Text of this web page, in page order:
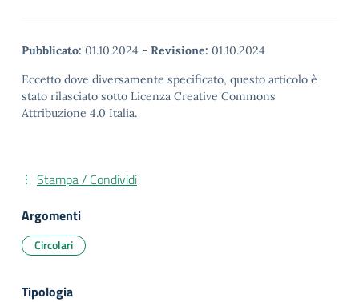
Pubblicato: 01.10.2024 - Revisione: 01.10.2024
Eccetto dove diversamente specificato, questo articolo è
stato rilasciato sotto Licenza Creative Commons
Attribuzione 4.0 Italia.
Stampa / Condividi
Argomenti
Circolari
Tipologia